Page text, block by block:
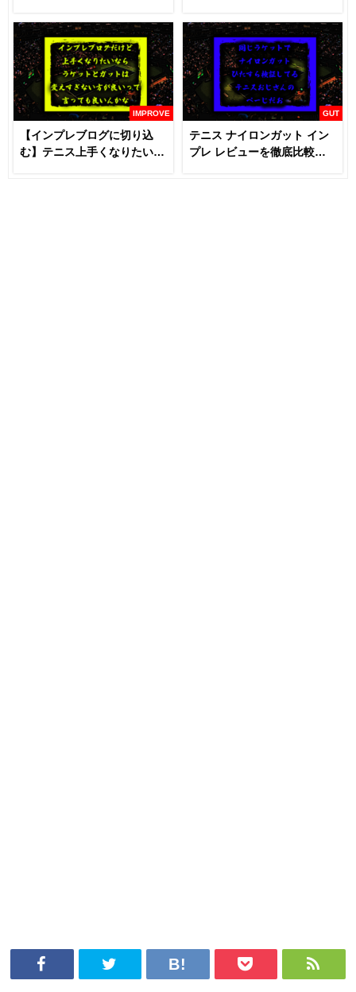
IMPROVE
【インプレブログに切り込
む】テニス上手くなりたいな
GUT
テニス ナイロンガット イン
プレ レビューを徹底比較